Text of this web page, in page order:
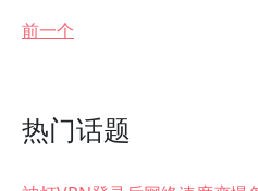
前一个
热门话题